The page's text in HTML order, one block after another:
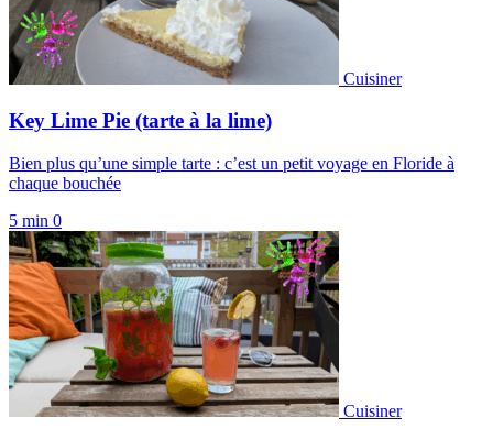
Cuisiner
Key Lime Pie (tarte à la lime)
Bien plus qu’une simple tarte : c’est un petit voyage en Floride à
chaque bouchée
5 min 0
Cuisiner